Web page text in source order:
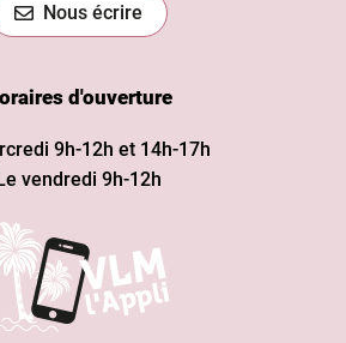
Nous écrire
d'ouverture
9h-12h et 14h-17h
Le vendredi 9h-12h